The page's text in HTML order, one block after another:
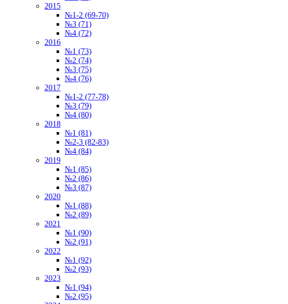
2015
№1-2 (69-70)
№3 (71)
№4 (72)
2016
№1 (73)
№2 (74)
№3 (75)
№4 (76)
2017
№1-2 (77-78)
№3 (79)
№4 (80)
2018
№1 (81)
№2-3 (82-83)
№4 (84)
2019
№1 (85)
№2 (86)
№3 (87)
2020
№1 (88)
№2 (89)
2021
№1 (90)
№2 (91)
2022
№1 (92)
№2 (93)
2023
№1 (94)
№2 (95)